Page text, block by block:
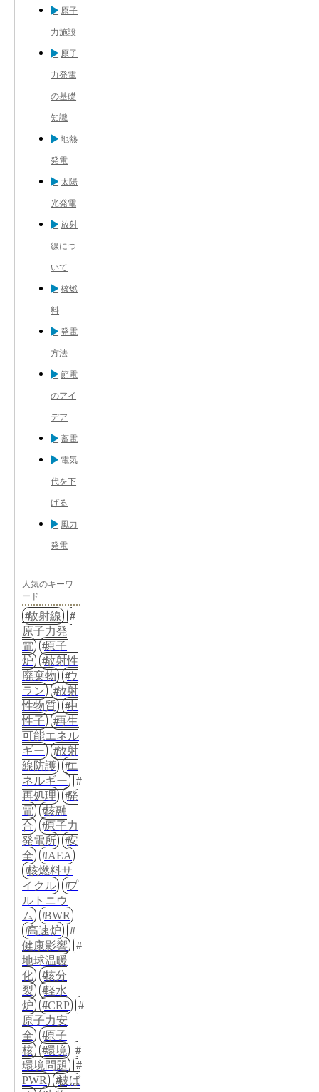
原子
力施設
原子
力発電
の基礎
知識
地熱
発電
太陽
光発電
放射
線につ
いて
核燃
料
発電
方法
節電
のアイ
デア
蓄電
電気
代を下
げる
風力
発電
人気のキーワ
ード
放射線
原子力発
電
原子
炉
放射性
廃棄物
ウ
ラン
放射
性物質
中
性子
再生
可能エネル
ギー
放射
線防護
エ
ネルギー
再処理
発
電
核融
合
原子力
発電所
安
全
IAEA
核燃料サ
イクル
プ
ルトニウ
ム
BWR
高速炉
健康影響
地球温暖
化
核分
裂
軽水
炉
ICRP
原子力安
全
原子
核
環境
環境問題
PWR
被ば